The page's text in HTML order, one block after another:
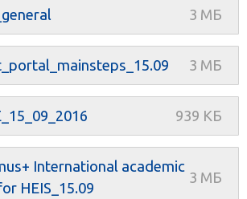
International academic
HEIS_15.09